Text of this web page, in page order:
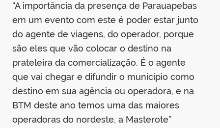
“A importância da presença de Parauapebas
em um evento com este é poder estar junto
do agente de viagens, do operador, porque
são eles que vão colocar o destino na
prateleira da comercialização. É o agente
que vai chegar e difundir o município como
destino em sua agência ou operadora, e na
BTM deste ano temos uma das maiores
operadoras do nordeste, a Masterote”